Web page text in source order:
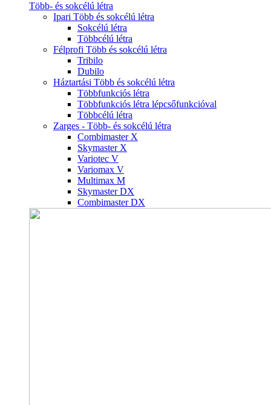
Több- és sokcélú létra
Ipari Több és sokcélú létra
Sokcélú létra
Többcélú létra
Félprofi Több és sokcélú létra
Tribilo
Dubilo
Háztartási Több és sokcélú létra
Többfunkciós létra
Többfunkciós létra lépcsőfunkcióval
Többcélú létra
Zarges - Több- és sokcélú létra
Combimaster X
Skymaster X
Variotec V
Variomax V
Multimax M
Skymaster DX
Combimaster DX